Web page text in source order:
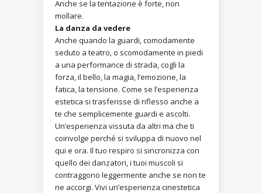
Anche se la tentazione è forte, non
mollare.
La danza da vedere
Anche quando la guardi, comodamente
seduto a teatro, o scomodamente in piedi
a una performance di strada, cogli la
forza, il bello, la magia, l’emozione, la
fatica, la tensione. Come se l’esperienza
estetica si trasferisse di riflesso anche a
te che semplicemente guardi e ascolti.
Un’esperienza vissuta da altri ma che ti
coinvolge perché si sviluppa di nuovo nel
qui e ora. Il tuo respiro si sincronizza con
quello dei danzatori, i tuoi muscoli si
contraggono leggermente anche se non te
ne accorgi. Vivi un’esperienza cinestetica